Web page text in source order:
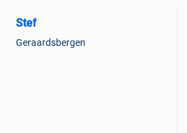
Stef
Geraardsbergen